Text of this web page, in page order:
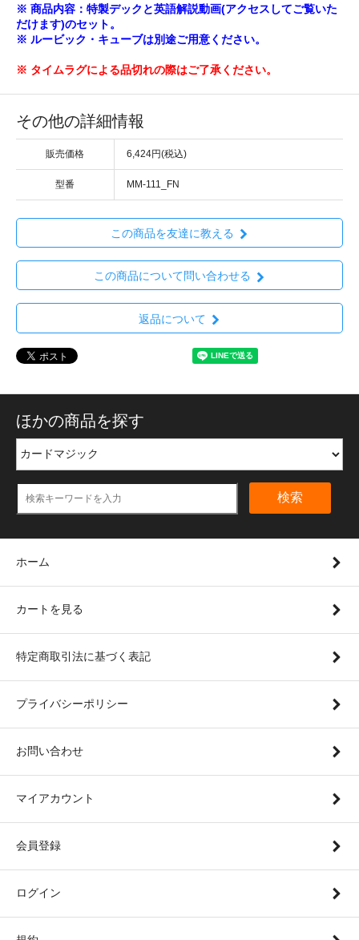
※ 商品内容：特製デックと英語解説動画(アクセスしてご覧いた
だけます)のセット。
※ ルービック・キューブは別途ご用意ください。
※ タイムラグによる品切れの際はご了承ください。
その他の詳細情報
販売価格 6,424円(税込)
型番 MM-111_FN
この商品を友達に教える
この商品について問い合わせる
返品について
ほかの商品を探す
検索
ホーム
カートを見る
特定商取引法に基づく表記
プライバシーポリシー
お問い合わせ
マイアカウント
会員登録
ログイン